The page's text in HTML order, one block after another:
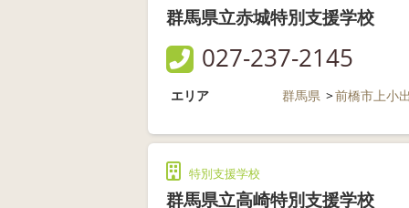
群馬県立赤城特別支援学校
027-237-2145
エリア 群馬県 前橋市上小
特別支援学校
群馬県立高崎特別支援学校